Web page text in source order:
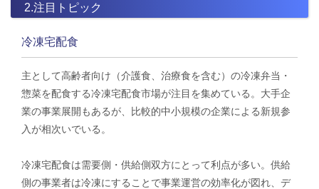
2.注目トピック
冷凍宅配食
主として高齢者向け（介護食、治療食を含む）の冷凍弁当・
惣菜を配食する冷凍宅配食市場が注目を集めている。大手企
業の事業展開もあるが、比較的中小規模の企業による新規参
入が相次いでいる。
冷凍宅配食は需要側・供給側双方にとって利点が多い。供給
側の事業者は冷凍にすることで事業運営の効率化が図れ、デ